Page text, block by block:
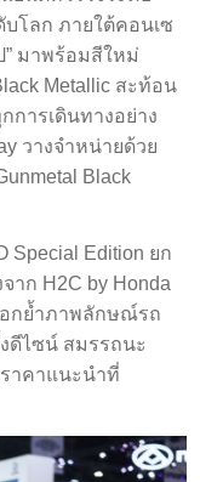
โลก ภายใต้คอนเซ
” มาพร้อมสีใหม่
Metallic สะท้อน
ารเดินทางอย่าง
วางจำหน่ายด้วย
Black
Special Edition ยก
าก H2C by Honda
อกย้ำภาพลักษณ์รถ
ไซน์ สมรรถนะ
าคาแนะนำที่